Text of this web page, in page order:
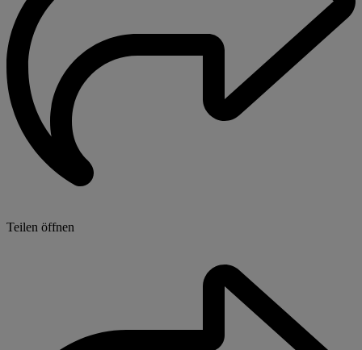
Teilen öffnen